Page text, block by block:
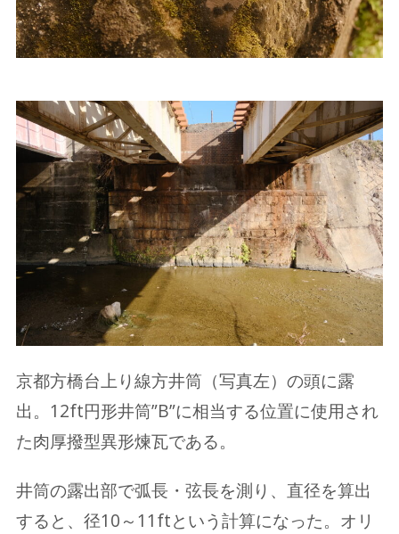
京都方橋台上り線方井筒（写真左）の頭に露
出。12ft円形井筒”B”に相当する位置に使用され
た肉厚撥型異形煉瓦である。
井筒の露出部で弧長・弦長を測り、直径を算出
すると、径10～11ftという計算になった。オリ